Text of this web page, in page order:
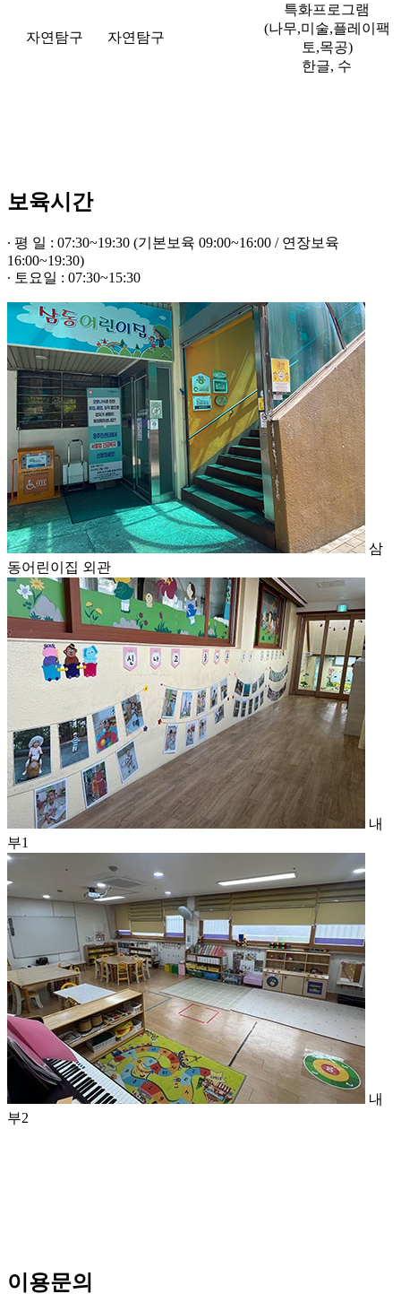
자연탐구 자연탐구
특화프로그램
(나무,미술,플레이팩
토,목공)
한글, 수
보육시간
∙ 평 일 : 07:30~19:30 (기본보육 09:00~16:00 / 연장보육
16:00~19:30)
∙ 토요일 : 07:30~15:30
삼
동어린이집 외관
내
부1
내
부2
이용문의